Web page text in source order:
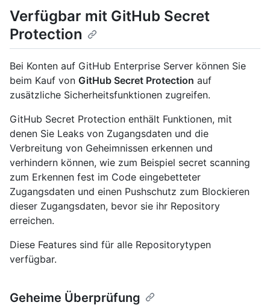
Verfügbar mit GitHub Secret
Protection
Bei Konten auf GitHub Enterprise Server können Sie
beim Kauf von GitHub Secret Protection auf
zusätzliche Sicherheitsfunktionen zugreifen.
GitHub Secret Protection enthält Funktionen, mit
denen Sie Leaks von Zugangsdaten und die
Verbreitung von Geheimnissen erkennen und
verhindern können, wie zum Beispiel secret scanning
zum Erkennen fest im Code eingebetteter
Zugangsdaten und einen Pushschutz zum Blockieren
dieser Zugangsdaten, bevor sie ihr Repository
erreichen.
Diese Features sind für alle Repositorytypen
verfügbar.
Geheime Überprüfung